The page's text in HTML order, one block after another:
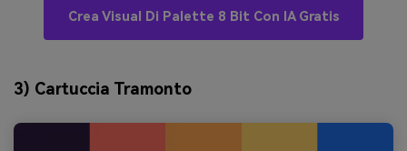
Crea Visual Di Palette 8 Bit Con IA Gratis
3) Cartuccia Tramonto